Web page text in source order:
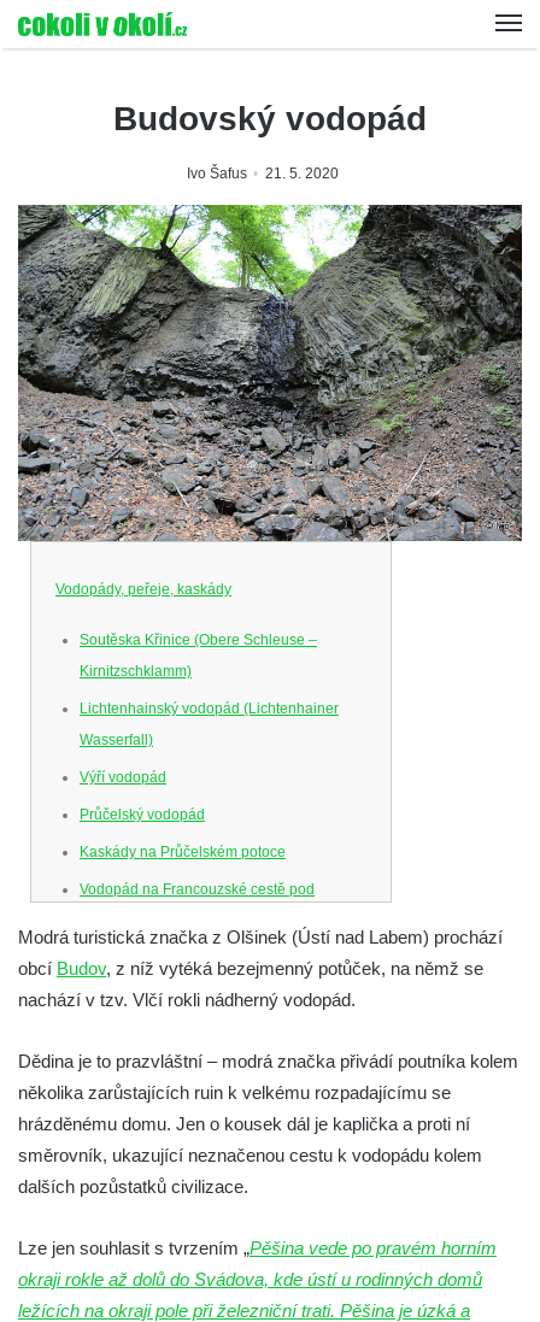
Budovský vodopád
Ivo Šafus 21. 5. 2020
Vodopády, peřeje, kaskády
Soutěska Křinice (Obere Schleuse –
Kirnitzschklamm)
Lichtenhainský vodopád (Lichtenhainer
Wasserfall)
Výří vodopád
Průčelský vodopád
Kaskády na Průčelském potoce
Vodopád na Francouzské cestě pod
Vodopád u parkoviště hotelu U Kozičky v
okraji Hřenska
Mattoniho vodopád na Ottově prameni v
Kyselce
Vodopád na Stříbrnickém potoku v Bertině
údolí
Vodopád v Pískové (Písečné) rokli u
Modrá turistická značka z Olšinek (Ústí nad Labem) prochází
obcí Budov, z níž vytéká bezejmenný potůček, na němž se
nachází v tzv. Vlčí rokli nádherný vodopád.
Dědina je to prazvláštní – modrá značka přivádí poutníka kolem
několika zarůstajících ruin k velkému rozpadajícímu se
hrázděnému domu. Jen o kousek dál je kaplička a proti ní
směrovník, ukazující neznačenou cestu k vodopádu kolem
dalších pozůstatků civilizace.
Lze jen souhlasit s tvrzením „Pěšina vede po pravém horním
okraji rokle až dolů do Svádova, kde ústí u rodinných domů
ležících na okraji pole při železniční trati. Pěšina je úzká a